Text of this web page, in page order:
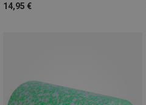
14,95 €